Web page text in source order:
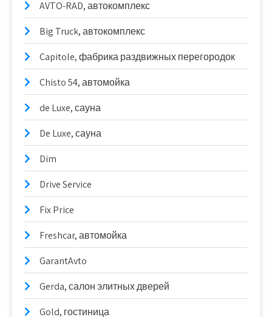
AVTO-RAD, автокомплекс
Big Truck, автокомплекс
Capitole, фабрика раздвижных перегородок
Chisto 54, автомойка
de Luxe, сауна
De Luxe, сауна
Dim
Drive Service
Fix Price
Freshcar, автомойка
GarantAvto
Gerda, салон элитных дверей
Gold, гостиница